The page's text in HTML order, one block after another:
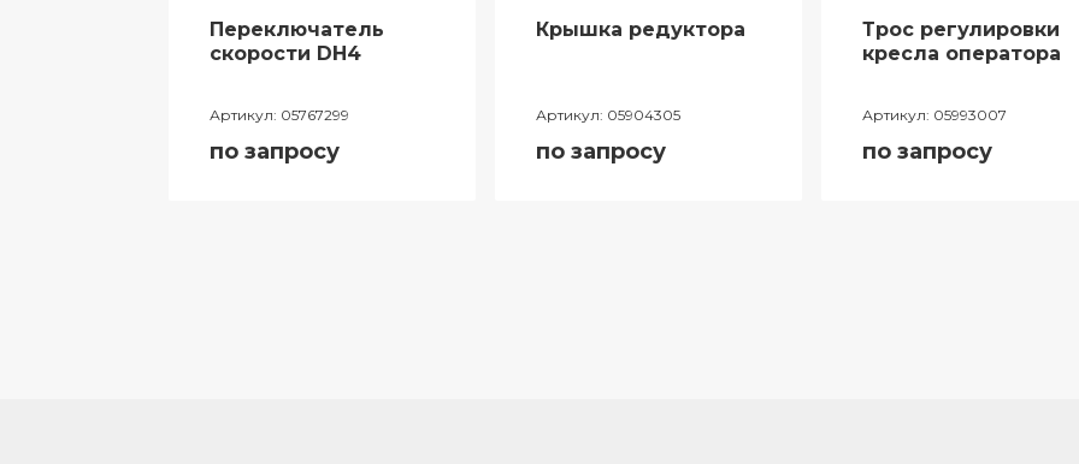
Переключатель
скорости DH4
Артикул: 05767299
по запросу
Крышка редуктора
Артикул: 05904305
по запросу
Трос регулировки
кресла оператора
Артикул: 05993007
по запросу